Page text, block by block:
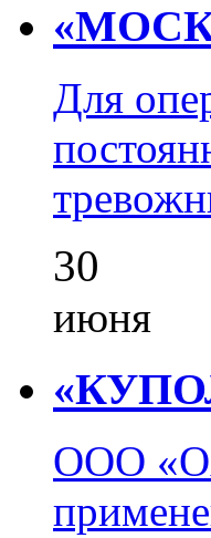
Для
30
июня
ООО